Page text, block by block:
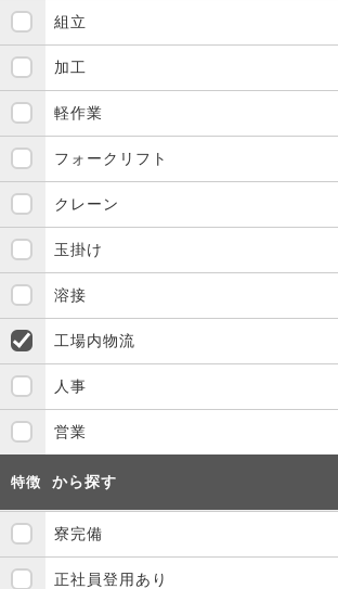
組立
加工
軽作業
フォークリフト
クレーン
玉掛け
溶接
工場内物流
人事
営業
特徴 から探す
寮完備
正社員登用あり